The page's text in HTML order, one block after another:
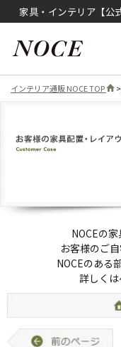
家具・インテリア【公
インテリア通販 NOCE TOP >
NOCEの
お客様のご
NOCEのある
詳しくは